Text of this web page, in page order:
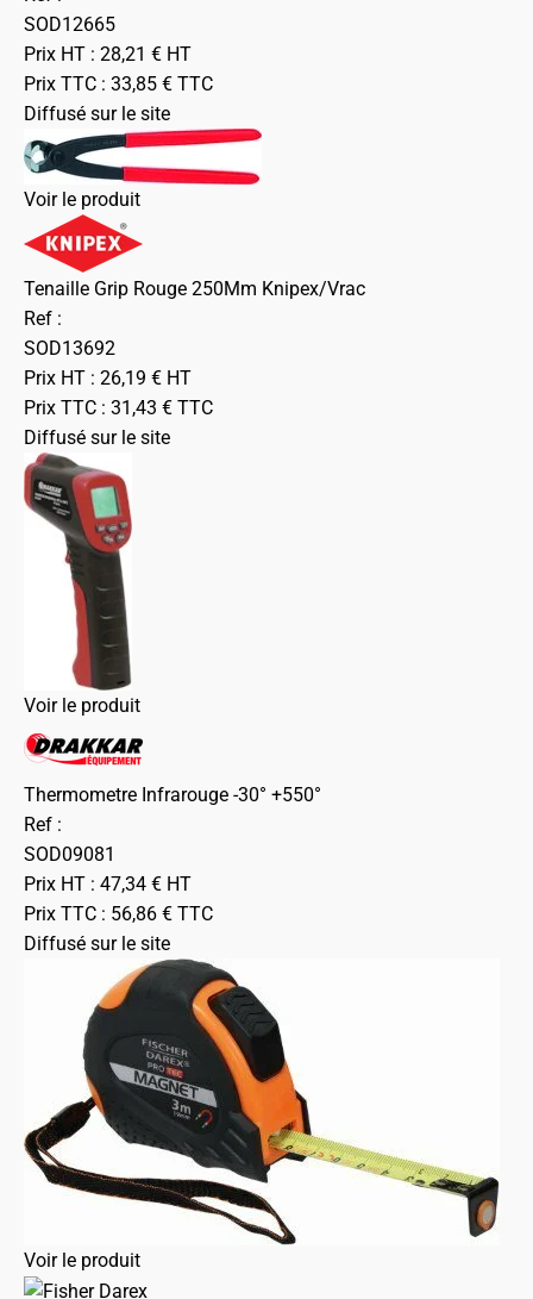
SOD12665
Prix HT : 28,21 € HT
Prix TTC : 33,85 € TTC
Diffusé sur le site
Voir le produit
Tenaille Grip Rouge 250Mm Knipex/Vrac
Ref :
SOD13692
Prix HT : 26,19 € HT
Prix TTC : 31,43 € TTC
Diffusé sur le site
Voir le produit
Thermometre Infrarouge -30° +550°
Ref :
SOD09081
Prix HT : 47,34 € HT
Prix TTC : 56,86 € TTC
Diffusé sur le site
Voir le produit